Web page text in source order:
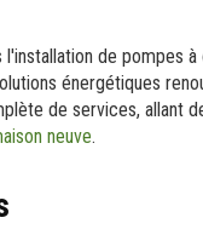
de pompes à
énergétiques
de services, allant
neuve.